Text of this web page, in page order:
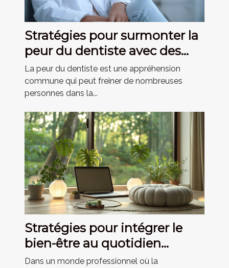
Stratégies pour surmonter la
peur du dentiste avec des
méthodes modernes
La peur du dentiste est une appréhension
commune qui peut freiner de nombreuses
personnes dans la...
Stratégies pour intégrer le
bien-être au quotidien
professionnel
Dans un monde professionnel où la